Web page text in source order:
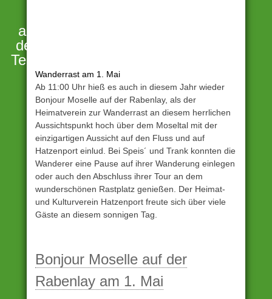
an
der
Terrassenmosel
Wanderrast am 1. Mai
Ab 11:00 Uhr hieß es auch in diesem Jahr wieder
Bonjour Moselle auf der Rabenlay, als der
Heimatverein zur Wanderrast an diesem herrlichen
Aussichtspunkt hoch über dem Moseltal mit der
einzigartigen Aussicht auf den Fluss und auf
Hatzenport einlud. Bei Speis´ und Trank konnten die
Wanderer eine Pause auf ihrer Wanderung einlegen
oder auch den Abschluss ihrer Tour an dem
wunderschönen Rastplatz genießen. Der Heimat-
und Kulturverein Hatzenport freute sich über viele
Gäste an diesem sonnigen Tag.
Archiv
eingestelltGekennzeichnet
mit
Bonjour Moselle auf der
Rabenlay am 1. Mai